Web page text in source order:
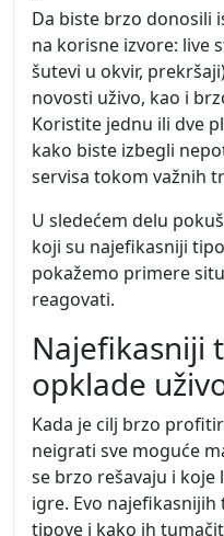
Da biste brzo donosili
na korisne izvore: live
šutevi u okvir,
novosti uživo, kao i
Koristite jednu ili dve
kako biste izbegli
servisa tokom važnih
U sledećem delu
koji su najefikasniji
pokažemo primere
reagovati.
Najefikasniji
opklade
Kada je cilj brzo
neigrati sve moguće
se brzo rešavaju i
igre. Evo
tipove i kako ih